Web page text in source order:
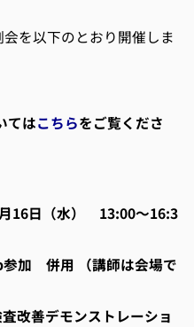
を以下のとおり開催しま
てはこちらをご覧くださ
16日（水） 13:00～16:3
加 併用 （講師は会場で
ンストレーショ